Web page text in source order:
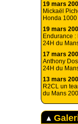
19 mars
Mickaël
Honda 1000
19 mars
Endurance
24H du
17 mars
Anthony
24H du
13 mars
R2CL un
du Mans